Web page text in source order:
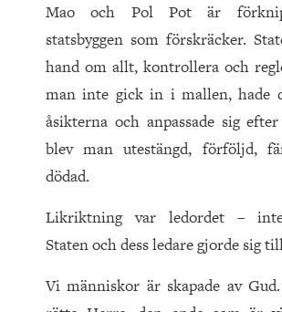
Mao och Pol Pot är
statsbyggen som förskräcker.
hand om allt, kontrollera och
man inte gick in i mallen, hade
åsikterna och anpassade sig
blev man utestängd, förföljd,
dödad.
Likriktning var ledordet –
Staten och dess ledare gjorde sig
Vi människor är skapade av Gud.